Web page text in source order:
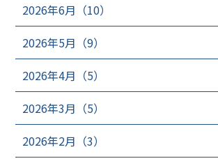
2026年6月（10）
2026年5月（9）
2026年4月（5）
2026年3月（5）
2026年2月（3）